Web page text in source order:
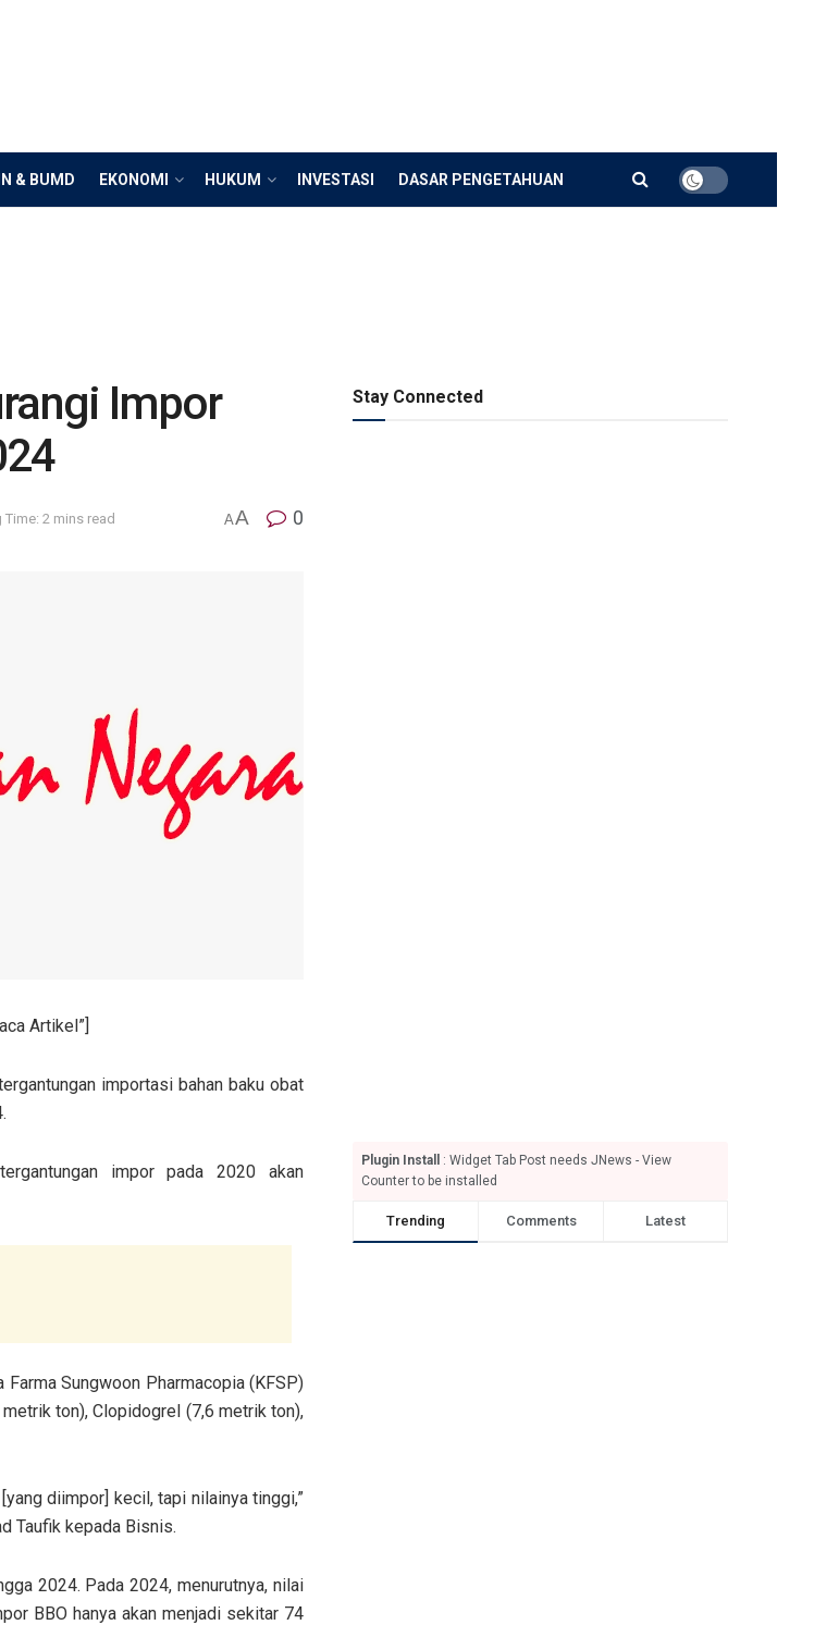
& BUMD EKONOMI HUKUM INVESTASI DASAR PENGETAHUAN
Impor
Time: 2 mins read AA 0
Artikel”]
importasi bahan baku obat
impor pada 2020 akan
Sungwoon Pharmacopia (KFSP)
ton), Clopidogrel (7,6 metrik ton),
diimpor] kecil, tapi nilainya tinggi,”
Taufik kepada Bisnis.
2024. Pada 2024, menurutnya, nilai
BBO hanya akan menjadi sekitar 74
Stay Connected
Plugin Install
: Widget Tab Post needs JNews - View
Counter to be installed
Trending Comments Latest